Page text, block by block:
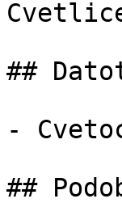
##
-
##